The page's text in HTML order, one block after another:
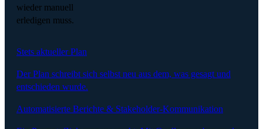
wieder manuell
erledigen muss.
Stets aktueller Plan
Der Plan schreibt sich selbst neu aus dem, was gesagt und
entschieden wurde.
Automatisierte Berichte & Stakeholder-Kommunikation